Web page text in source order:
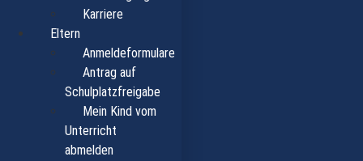
Karriere
Eltern
Anmeldeformulare
Antrag auf
Schulplatzfreigabe
Mein Kind vom
Unterricht
abmelden